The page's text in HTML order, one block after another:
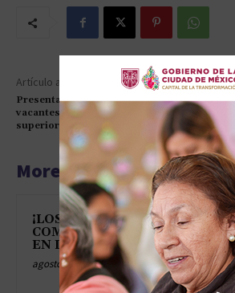
Artículo anterior
Presentan 330 mil nuevas
vacantes para educación
superior.
El jefe de
More articles
¡LOS GRINGOS CONTRATAN
COMO QUIEN BUSCA PAREJA
EN LUNES DE RESACA!
agosto 6, 2026